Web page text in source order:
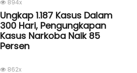
894x
Ungkap 1.187 Kasus Dalam
300 Hari, Pengungkapan
Kasus Narkoba Naik 85
Persen
862x